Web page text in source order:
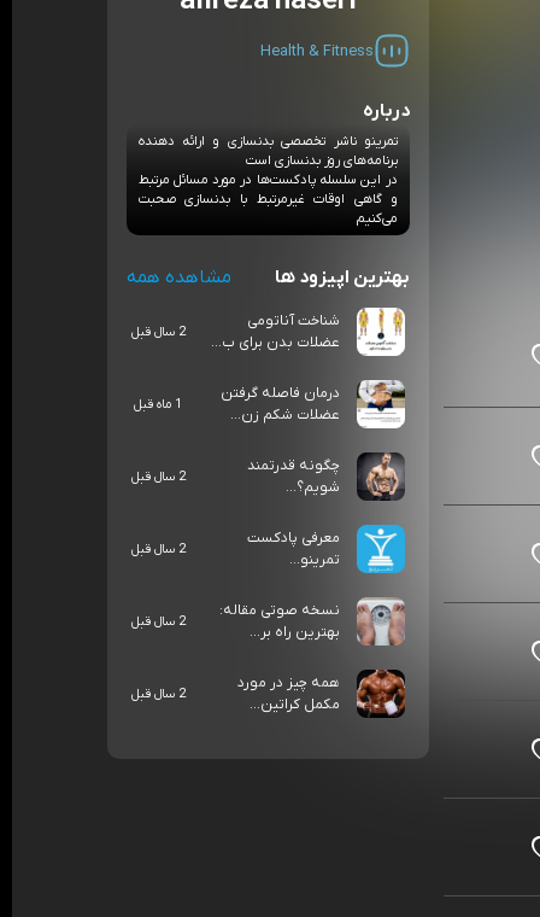
Health & Fitness
درباره
تمرینو ناشر تخصصی بدنسازی و ارائه دهنده
برنامه‌های روز بدنسازی است
در این سلسله پادکست‌ها در مورد مسائل مرتبط
و گاهی اوقات غیرمرتبط با بدنسازی صحبت
می‌کنیم
بهترین اپیزود ها مشاهده همه
شناخت آناتومی
عضلات بدن برای ب...
2 سال قبل
درمان فاصله گرفتن
عضلات شکم زن...
1 ماه قبل
چگونه قدرتمند
شویم؟...
2 سال قبل
معرفی پادکست
تمرینو...
2 سال قبل
نسخه صوتی مقاله:
بهترین راه بر...
2 سال قبل
همه چیز در مورد
مکمل کراتین...
2 سال قبل